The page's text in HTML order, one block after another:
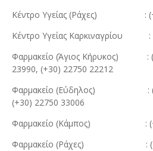
Κέντρο Υγείας (Ράχες) :
Κέντρο Υγείας Καρκιναγρίου :
Φαρμακείο (Άγιος Κήρυκος) :
23990, (+30) 22750 22212
Φαρμακείο (Εύδηλος) :
(+30) 22750 33006
Φαρμακείο (Κάμπος) :
Φαρμακείο (Ράχες) :